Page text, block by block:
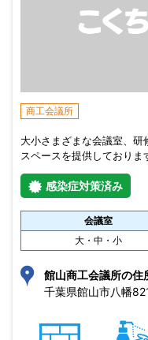
商工会議所
大小さまざまな会議室、
スペースを提供しておりま
感染症対策済み
会議室
大・中・小
館山商工会議所の住
千葉県館山市八幡